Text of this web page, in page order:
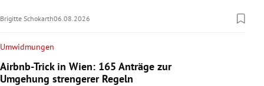
Brigitte Schokarth06.08.2026
Umwidmungen
Airbnb-Trick in Wien: 165 Anträge zur
Umgehung strengerer Regeln